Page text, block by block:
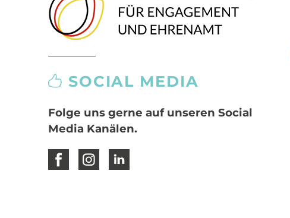
SOCIAL MEDIA
Folge uns gerne auf unseren Social
Media Kanälen.